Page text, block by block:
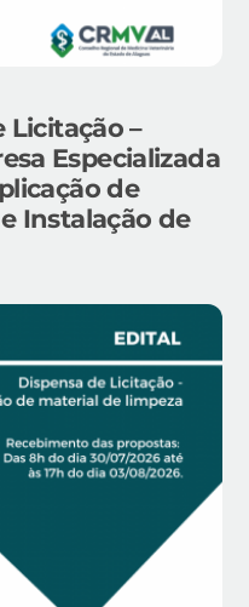
Licitação –
Especializada
de
Instalação de